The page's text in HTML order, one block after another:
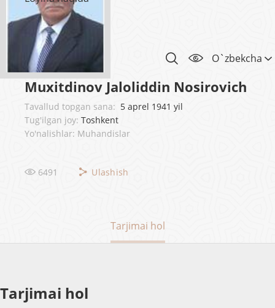
O`zbekcha
Muxitdinov Jaloliddin Nosirovich
Tavallud topgan sana: 5 aprel 1941 yil
Tug'ilgan joy: Toshkent
Yo'nalishlar: Muhandislar
6491 Ulashish
Tarjimai hol
Tarjimai hol